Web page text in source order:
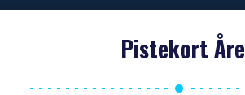
Pistekort Åre